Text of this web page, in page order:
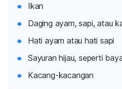
Ikan
Daging ayam, sapi, atau
Hati ayam atau hati sapi
Sayuran hijau, seperti
Kacang-kacangan